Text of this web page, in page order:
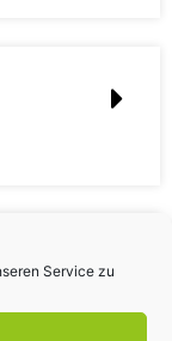
Service zu
Texte)